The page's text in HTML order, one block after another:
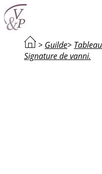
> Guilde>
Signature de vanni.